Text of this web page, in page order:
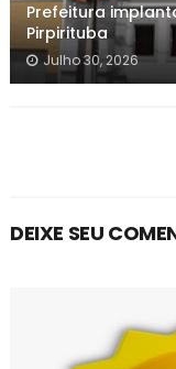
Prefeitura
Pirpirituba
Julho 30, 2026
DEIXE SEU